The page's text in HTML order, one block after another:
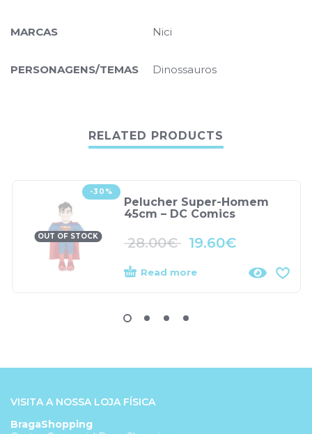
MARCAS Nici
PERSONAGENS/TEMAS Dinossauros
RELATED PRODUCTS
-30%
OUT OF STOCK
Pelucher Super-Homem
45cm – DC Comics
28.00€ 19.60€
Read more
VISITA A NOSSA LOJA FÍSICA
BragaShopping